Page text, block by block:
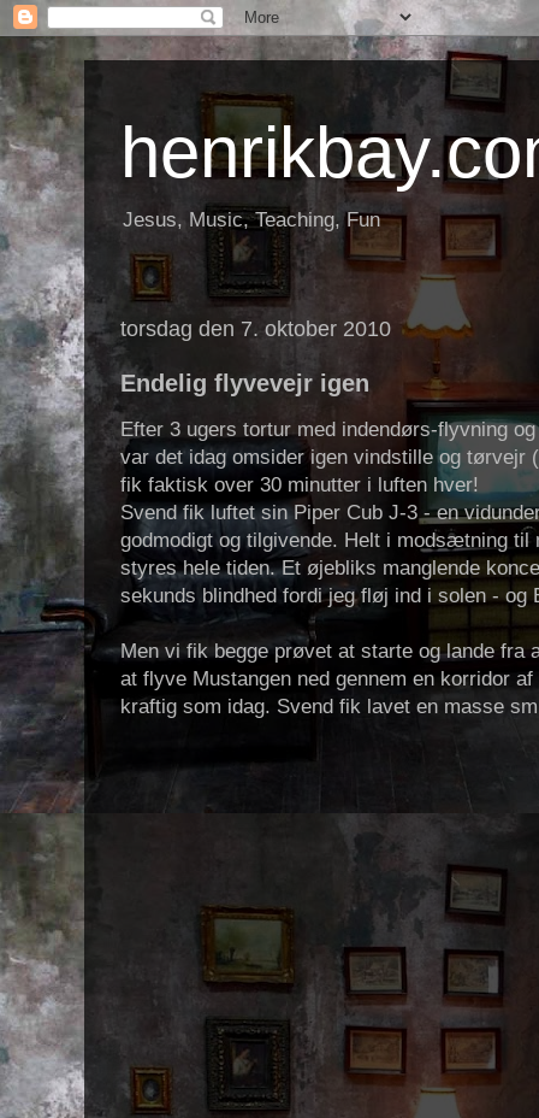
Jesus, Music, Teaching, Fun
torsdag den 7. oktober 2010
Endelig flyvevejr igen
Efter 3 ugers tortur med indendørs-flyvning
var det idag omsider igen vindstille og tørvejr
fik faktisk over 30 minutter i luften hver!
Svend fik luftet sin Piper Cub J-3 - en
godmodigt og tilgivende. Helt i modsætning til
styres hele tiden. Et øjebliks manglende
sekunds blindhed fordi jeg fløj ind i solen - og
Men vi fik begge prøvet at starte og lande fra
at flyve Mustangen ned gennem en korridor
kraftig som idag. Svend fik lavet en masse